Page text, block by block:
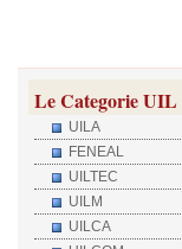
Le Categorie UIL
UILA
FENEAL
UILTEC
UILM
UILCA